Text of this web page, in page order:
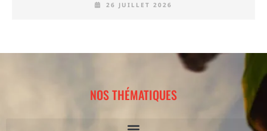
26 JUILLET 2026
NOS THÉMATIQUES